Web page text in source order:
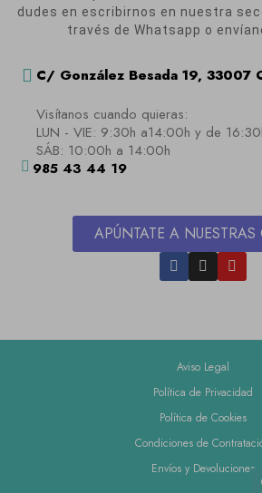
dudes en escribirnos en nuestra
través de Whatsapp o
C/ González Besada 19, 33007
Visítanos cuando quieras:
LUN - VIE: 9:30h a14:00h y de
SÁB: 10:00h a 14:00h
985 43 44 19
APÚNTATE A NUESTRAS
Aviso Legal
Política de Privacidad
Política de Cookies
Condiciones de
Envíos y Devoluciones